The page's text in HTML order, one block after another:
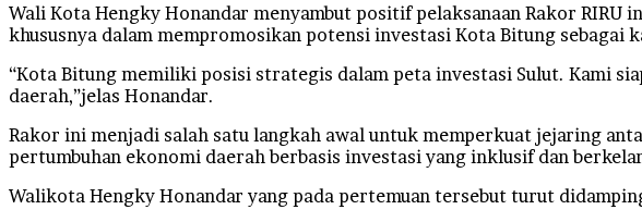
Wali Kota Hengky Honandar menyambut positif pelaksanaan Rakor
khususnya dalam mempromosikan potensi investasi Kota Bitung sebagai
“Kota Bitung memiliki posisi strategis dalam peta investasi Sulut. Kami
daerah,”jelas Honandar.
Rakor ini menjadi salah satu langkah awal untuk memperkuat jejaring
pertumbuhan ekonomi daerah berbasis investasi yang inklusif dan
Walikota Hengky Honandar yang pada pertemuan tersebut turut